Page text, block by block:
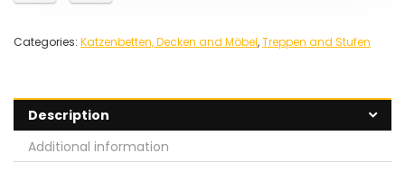
Categories: Katzenbetten, Decken and Möbel,Treppen and Stufen
Description
Additional information